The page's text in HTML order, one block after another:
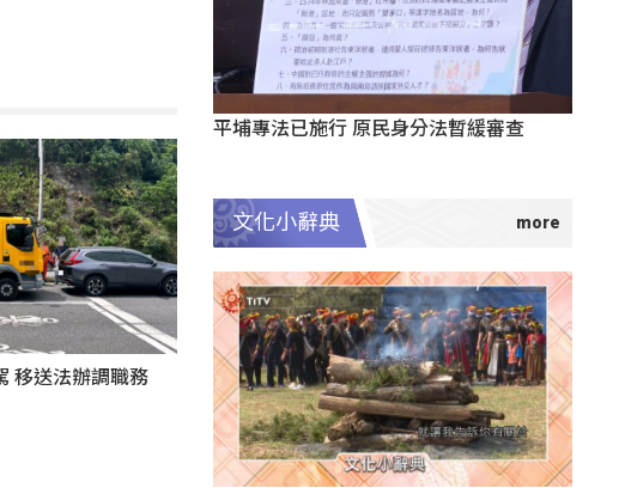
移送法辦調職務
平埔專法已施行 原民身分法暫緩審查
文化小辭典